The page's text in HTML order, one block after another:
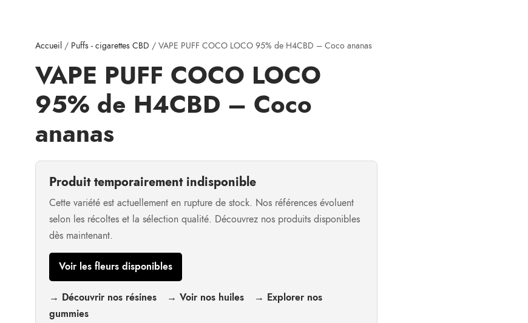
Accueil / Puffs - cigarettes CBD / VAPE PUFF COCO LOCO 95% de H4CBD – Coco ananas
VAPE PUFF COCO LOCO
95% de H4CBD – Coco
ananas
Produit temporairement indisponible
Cette variété est actuellement en rupture de stock. Nos références évoluent
selon les récoltes et la sélection qualité. Découvrez nos produits disponibles
dès maintenant.
Voir les fleurs disponibles
→ Découvrir nos résines → Voir nos huiles
→ Explorer nos
gummies